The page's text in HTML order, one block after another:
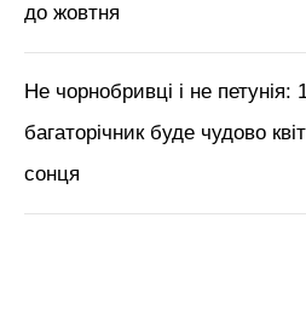
до жовтня
Не чорнобривці і не
багаторічник буде чудово
сонця